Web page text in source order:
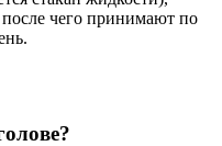
после чего принимают по